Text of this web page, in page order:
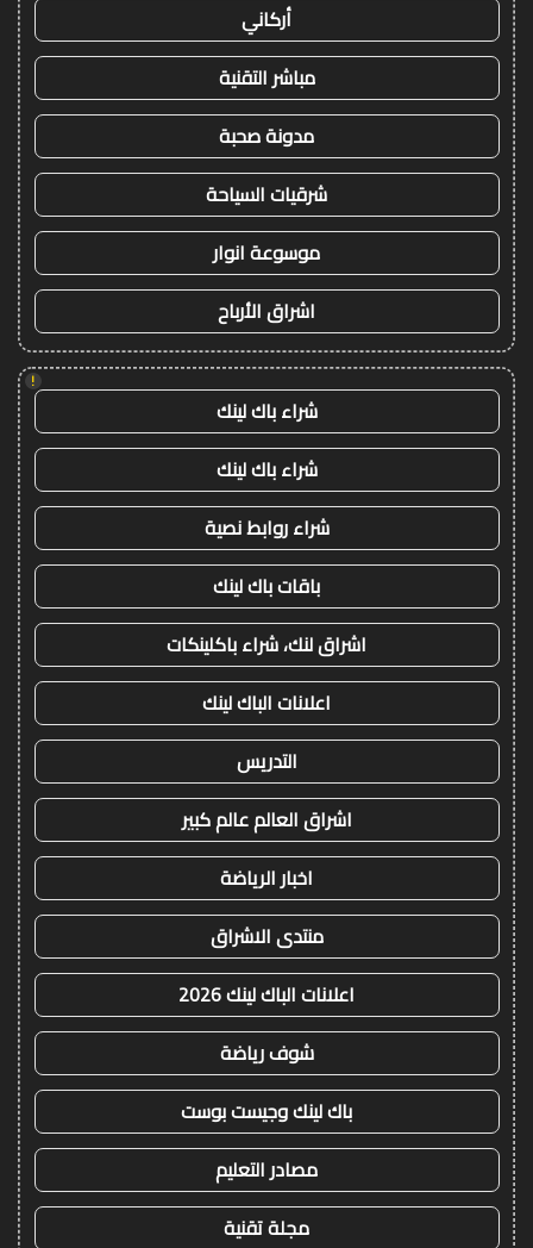
أركاني
مباشر التقنية
مدونة صحبة
شرقيات السياحة
موسوعة انوار
اشراق الأرباح
!
شراء باك لينك
شراء باك لينك
شراء روابط نصية
باقات باك لينك
اشراق لنك، شراء باكلينكات
اعلانات الباك لينك
التدريس
اشراق العالم عالم كبير
اخبار الرياضة
منتدى الاشراق
اعلانات الباك لينك 2026
شوف رياضة
باك لينك وجيست بوست
مصادر التعليم
مجلة تقنية